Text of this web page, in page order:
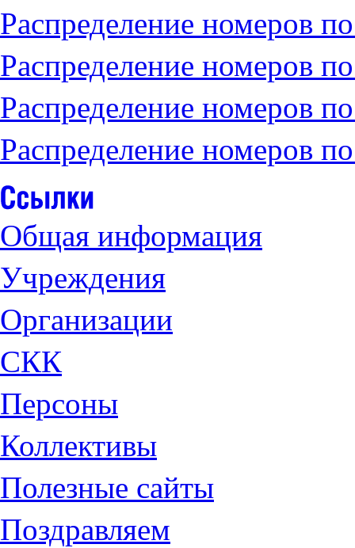
Распределение номеров
Распределение номеров по
Распределение номеров
Распределение номеров
Общая информация
Учреждения
Организации
СКК
Персоны
Коллективы
Полезные сайты
Поздравляем